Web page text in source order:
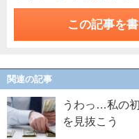
この記事を
関連の記事
うわっ…私の
を見抜こう